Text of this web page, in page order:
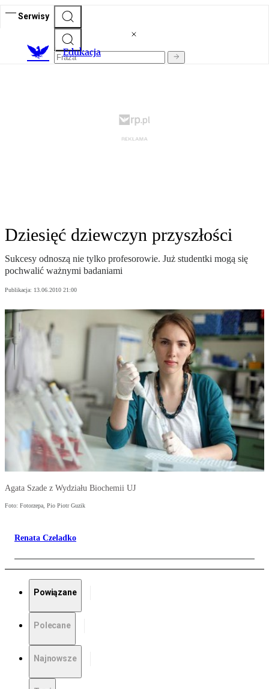
Serwisy
Edukacja
Dziesięć dziewczyn przyszłości
Sukcesy odnoszą nie tylko profesorowie. Już studentki mogą się
pochwalić ważnymi badaniami
Publikacja: 13.06.2010 21:00
Agata Szade z Wydziału Biochemii UJ
Foto: Fotorzepa, Pio Piotr Guzik
Renata Czeladko
Powiązane
Polecane
Najnowsze